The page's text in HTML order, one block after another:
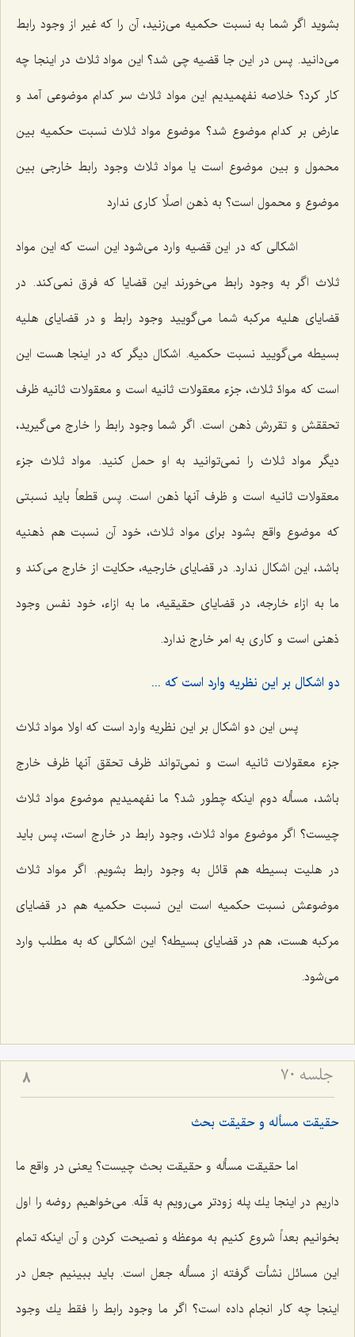
بشوید اگر شما به نسبت حكمیه مى‌زنید، آن را كه غیر از وجود رابط
مى‌دانید. پس در این جا قضیه چى شد؟ این مواد ثلاث در اینجا چه
كار كرد؟ خلاصه نفهمیدیم این مواد ثلاث سر كدام موضوعى آمد و
عارض بر كدام موضوع شد؟ موضوع مواد ثلاث نسبت حكمیه بین
محمول و بین موضوع است یا مواد ثلاث وجود رابط خارجى بین
موضوع و محمول است؟ به ذهن اصلًا كارى ندارد
اشكالى كه در این قضیه وارد مى‌شود این است كه این مواد
ثلاث اگر به وجود رابط مى‌خورند این قضایا كه فرق نمى‌كند. در
قضایاى هلیه مركبه شما مى‌گویید وجود رابط و در قضایاى هلیه
بسیطه مى‌گویید نسبت حكمیه. اشكال دیگر كه در اینجا هست این
است كه موادّ ثلاث، جزء معقولات ثانیه است و معقولات ثانیه ظرف
تحققش و تقررش ذهن است. اگر شما وجود رابط را خارج مى‌گیرید،
دیگر مواد ثلاث را نمى‌توانید به او حمل كنید. مواد ثلاث جزء
معقولات ثانیه است و ظرف آنها ذهن است. پس قطعاً باید نسبتى
كه موضوع واقع بشود براى مواد ثلاث، خود آن نسبت هم ذهنیه
باشد، این اشكال ندارد. در قضایاى خارجیه، حكایت از خارج مى‌كند و
ما به ازاء خارجه، در قضایاى حقیقیه، ما به ازاء، خود نفس وجود
ذهنى است و كارى به امر خارج ندارد.
دو اشكال بر این نظریه وارد است كه ...
پس این دو اشكال بر این نظریه وارد است كه اولا مواد ثلاث
جزء معقولات ثانیه است و نمى‌تواند ظرف تحقق آنها ظرف خارج
باشد، مسأله دوم اینكه چطور شد؟ ما نفهمیدیم موضوع مواد ثلاث
چیست؟ اگر موضوع مواد ثلاث، وجود رابط در خارج است، پس باید
در هلیت بسیطه هم قائل به وجود رابط بشویم. اگر مواد ثلاث
موضوعش نسبت حكمیه است این نسبت حكمیه هم در قضایاى
مركبه هست، هم در قضایاى بسیطه؟ این اشكالى كه به مطلب وارد
مى‌شود.
جلسه ۷۰ 8
حقیقت مسأله و حقیقت بحث
اما حقیقت مسأله و حقیقت بحث چیست؟ یعنى در واقع ما
داریم در اینجا یك پله زودتر مى‌رویم به قلّه. مى‌خواهیم روضه را اول
بخوانیم بعداً شروع كنیم به موعظه و نصیحت كردن و آن اینكه تمام
این مسائل نشأت گرفته از مسأله جعل است. باید ببینیم جعل در
اینجا چه كار انجام داده است؟ اگر ما وجود رابط را فقط یك وجود